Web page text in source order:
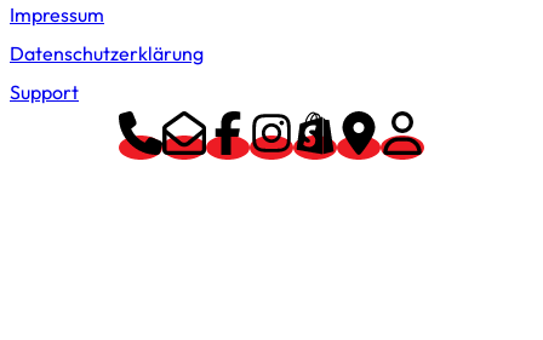
Impressum
Datenschutzerklärung
Support